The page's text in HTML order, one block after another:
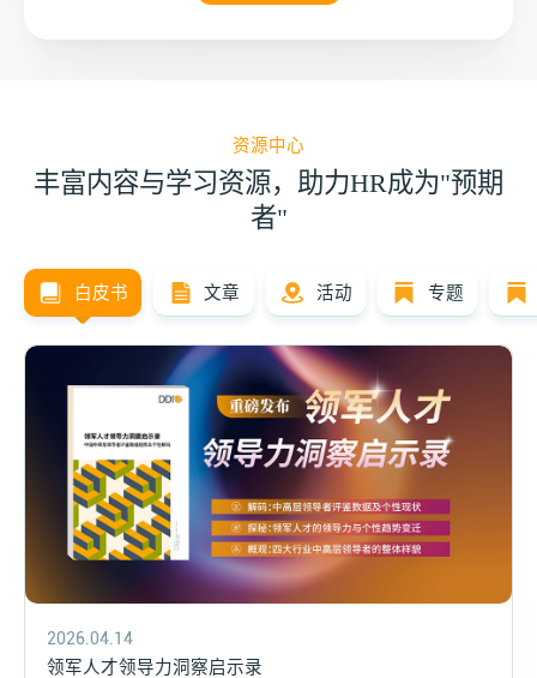
的跃迁。
国中高层领导者群体的真实能力图谱与个性画像。
帮助组织在中基层领导者的发展实践中，将这份报告中
的洞察转化为切实可行的短期或长期人才策略。
资源中心
丰富内容与学习资源，助力HR成为"预期
者"
白皮书 文章 活动 专题
2024.06.25
智能制造人才发展趋势报告
智能制造人才发展趋势报告